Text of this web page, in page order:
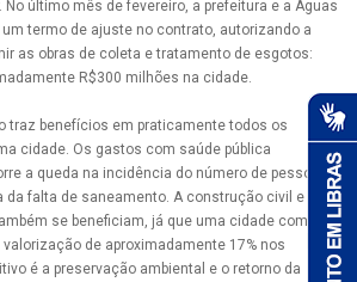
último mês de fevereiro, a prefeitura e a Águas
termo de ajuste no contrato, autorizando a
as obras de coleta e tratamento de esgotos:
R$300 milhões na cidade.
traz benefícios em praticamente todos os
cidade. Os gastos com saúde pública
a queda na incidência do número de pessoas
falta de saneamento. A construção civil e a
se beneficiam, já que uma cidade com
de aproximadamente 17% nos
é a preservação ambiental e o retorno da